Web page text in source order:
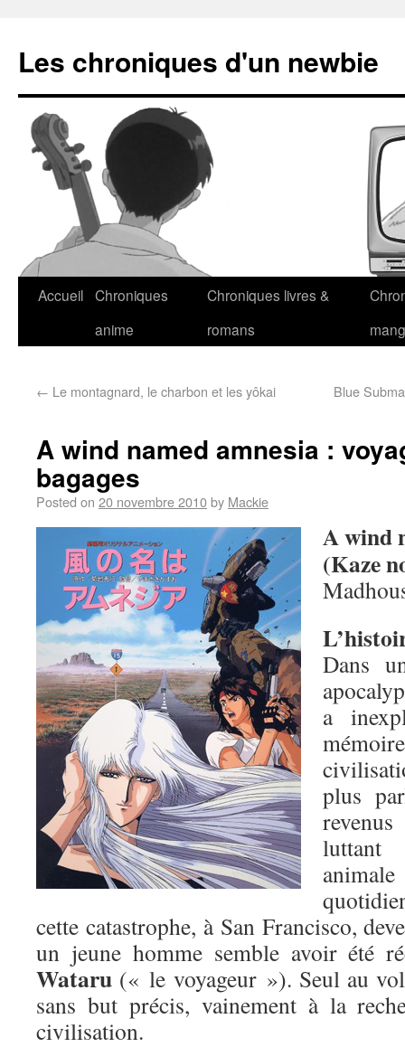
Les chroniques d'un newbie
Accueil Chroniques
anime
Chroniques livres &
romans
← Le montagnard, le charbon et les yôkai Blue
A wind named amnesia :
bagages
Posted on 20 novembre 2010by Mackie
A wind
(Kaze
Dans
a
plus
luttant
cette catastrophe, à San Francisco,
un jeune homme semble avoir été
Wataru (« le voyageur »). Seul au
sans but précis, vainement à la
civilisation.